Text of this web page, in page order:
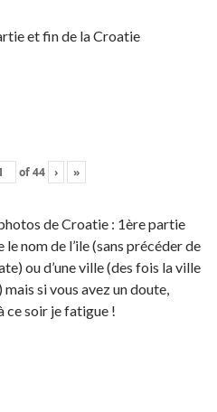
et fin de la Croatie
of44 › »
de Croatie : 1ère partie
nom de l’ile (sans précéder de
ou d’une ville (des fois la ville
si vous avez un doute,
ce soir je fatigue !